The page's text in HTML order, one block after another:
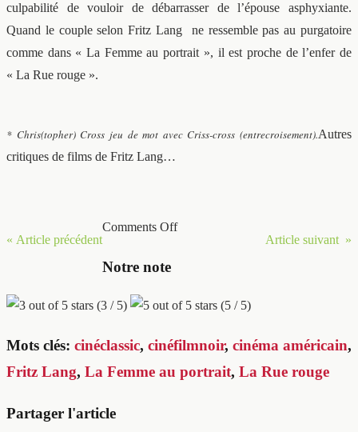
culpabilité de vouloir de débarrasser de l’épouse asphyxiante.
Quand le couple selon Fritz Lang ne ressemble pas au purgatoire
comme dans « La Femme au portrait », il est proche de l’enfer de
« La Rue rouge ».
* Chris(topher) Cross jeu de mot avec Criss-cross (entrecroisement).Autres
critiques de films de Fritz Lang…
« Article précédent Article suivant »
Comments Off
Notre note
(3 / 5) (5 / 5)
Mots clés: cinéclassic, cinéfilmnoir, cinéma américain,
Fritz Lang, La Femme au portrait, La Rue rouge
Partager l'article